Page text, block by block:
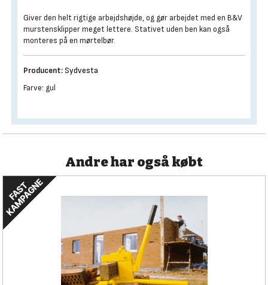
Giver den helt rigtige arbejdshøjde, og gør arbejdet med en B&V
murstensklipper meget lettere. Stativet uden ben kan også
monteres på en mørtelbør.
Producent: Sydvesta
Farve: gul
Andre har også købt